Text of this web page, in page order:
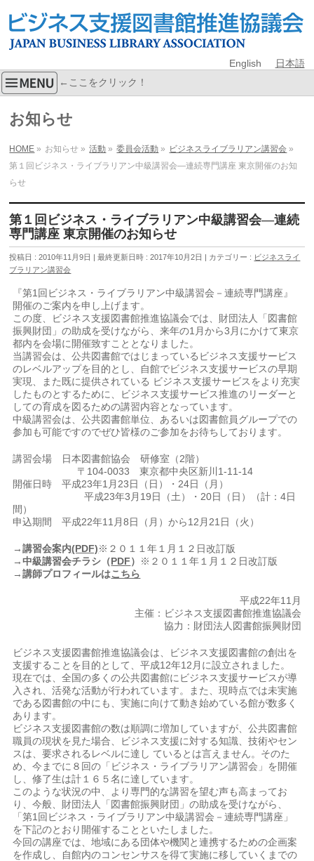
English 日本語
←ここをクリック！
お知らせ
HOME » お知らせ » 活動 » 委員会活動 » ビジネスライブラリアン講習会 »
第１回ビジネス・ライブラリアン中級講習会―連続専門講座 東京開催のお知
らせ
第１回ビジネス・ライブラリアン中級講習会―連続
専門講座 東京開催のお知らせ
投稿日 : 2010年11月9日 最終更新日時 : 2017年10月2日 カテゴリー : ビジネスライ
ブラリアン講習会
『第1回ビジネス・ライブラリアン中級講習会－連続専門講座』
開催のご案内を申し上げます。
この度、ビジネス支援図書館推進協議会では、財団法人「図書館
振興財団」の助成を受けながら、来年の1月から3月にかけて東京
都内を会場に開催致すこととなりました。
当講習会は、公共図書館ではじまっているビジネス支援サービス
のレベルアップを目的とし、自館でビジネス支援サービスの早期
実現、また既に提供されている ビジネス支援サービスをより充実
したものとするために、ビジネス支援サービス推進のリーダーと
しての育成を図るための講習内容となっています。
中級講習会は、公共図書館単位、あるいは図書館員グループでの
参加も可能ですのでぜひ皆様のご参加をお待ちしております。
講習会場 日本図書館協会 研修室（2階）
〒104-0033 東京都中央区新川1-11-14
開催日時 平成23年1月23日（日）・24日（月）
平成23年3月19日（土）・20日（日）（計：4日
間）
申込期間 平成22年11月8日（月）から12月21日（火）
→講習会案内(PDF)※２０１１年１月１２日改訂版
→中級講習会チラシ（PDF） ※２０１１年１月１２日改訂版
→講師プロフィールはこちら
平成22年11月
主催：ビジネス支援図書館推進協議会
協力：財団法人図書館振興財団
ビジネス支援図書館推進協議会は、ビジネス支援図書館の創出を
支援することを目的として、平成12年12月に設立されました。
現在では、全国の多くの公共図書館にビジネス支援サービスが導
入され、活発な活動が行われています。また、現時点では未実施
である図書館の中にも、実施に向けて動き始めている館が数多く
あります。
ビジネス支援図書館の数は順調に増加していますが、公共図書館
職員の現状を見た場合、ビジネス支援に対する知識、技術やセン
スは、要求されるレベルに達し ているとは言えません。そのた
め、今までに８回の「ビジネス・ライブラリアン講習会」を開催
し、修了生は計１６５名に達しています。
このような状況の中、より専門的な講習を望む声も高まってお
り、今般、財団法人「図書館振興財団」の助成を受けながら、
「第1回ビジネス・ライブラリアン中級講習会－連続専門講座」
を下記のとおり開催することといたしました。
今回の講座では、地域にある団体や機関と連携するための企画案
を作成し、自館内のコンセンサスを得て実施に移していくまでの